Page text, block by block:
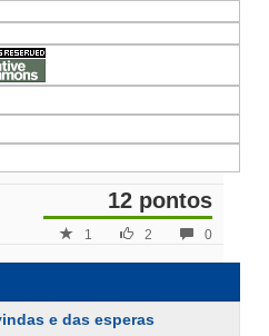
12 pontos
0
2
1
e das esperas